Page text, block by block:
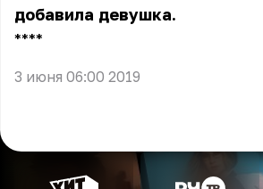
добавила девушка.
** **
3 июня 06:00 2019